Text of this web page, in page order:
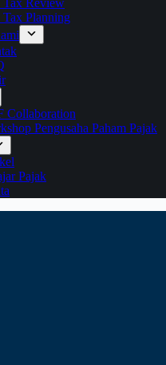
Tax Review
Tax Planning
Collaboration
Pengusaha Paham Pajak
Pajak